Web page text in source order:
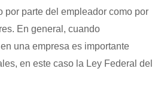
por parte del empleador como por
En general, cuando
una empresa es importante
en este caso la Ley Federal del